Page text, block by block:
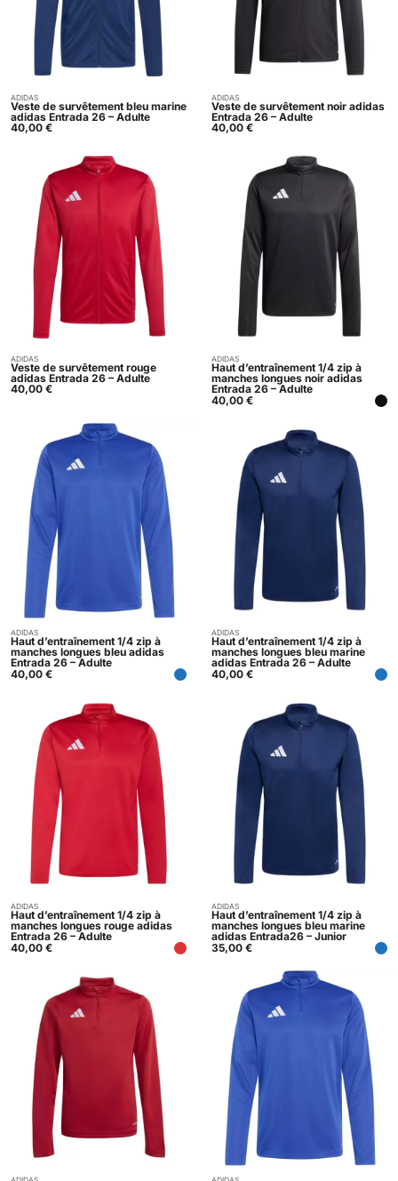
Acheter
ADIDAS
Veste de survêtement bleu marine
adidas Entrada 26 – Adulte
40,00 €
Acheter
ADIDAS
Veste de survêtement noir adidas
Entrada 26 – Adulte
40,00 €
Acheter
ADIDAS
Veste de survêtement rouge
adidas Entrada 26 – Adulte
40,00 €
Acheter
ADIDAS
Haut d’entraînement 1/4 zip à
manches longues noir adidas
Entrada 26 – Adulte
40,00 €
Acheter
ADIDAS
Haut d’entraînement 1/4 zip à
manches longues bleu adidas
Entrada 26 – Adulte
40,00 €
Acheter
ADIDAS
Haut d’entraînement 1/4 zip à
manches longues bleu marine
adidas Entrada 26 – Adulte
40,00 €
Acheter
ADIDAS
Haut d’entraînement 1/4 zip à
manches longues rouge adidas
Entrada 26 – Adulte
40,00 €
Acheter
ADIDAS
Haut d’entraînement 1/4 zip à
manches longues bleu marine
adidas Entrada26 – Junior
35,00 €